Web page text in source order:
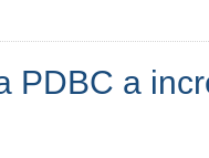
PDBC a